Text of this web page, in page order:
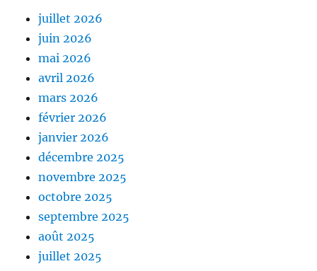
juillet 2026
juin 2026
mai 2026
avril 2026
mars 2026
février 2026
janvier 2026
décembre 2025
novembre 2025
octobre 2025
septembre 2025
août 2025
juillet 2025